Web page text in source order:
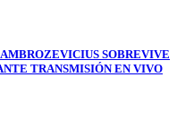
SOBREVIVE
TRANSMISIÓN EN VIVO